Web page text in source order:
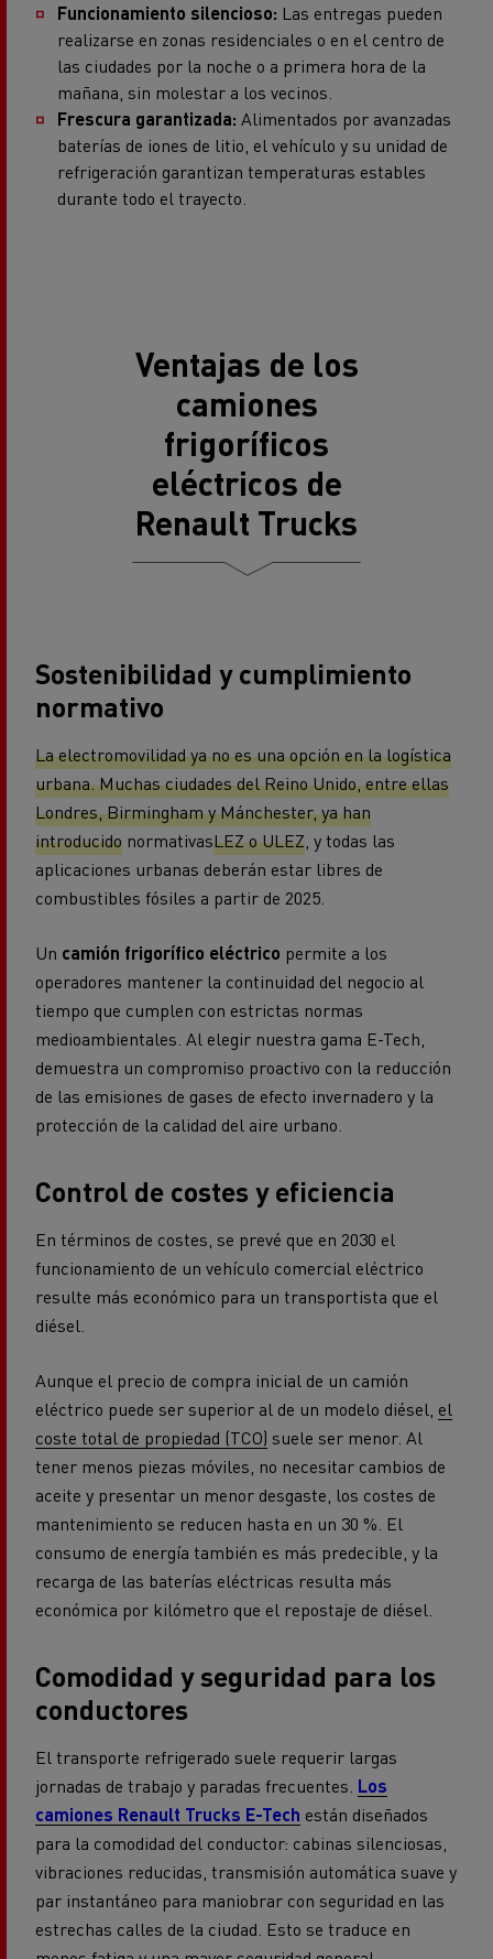
Funcionamiento silencioso: Las entregas pueden
realizarse en zonas residenciales o en el centro de
las ciudades por la noche o a primera hora de la
mañana, sin molestar a los vecinos.
Frescura garantizada: Alimentados por avanzadas
baterías de iones de litio, el vehículo y su unidad de
refrigeración garantizan temperaturas estables
durante todo el trayecto.
Ventajas de los
camiones
frigoríficos
eléctricos de
Renault Trucks
Sostenibilidad y cumplimiento
normativo
La electromovilidad ya no es una opción en la logística
urbana. Muchas ciudades del Reino Unido, entre ellas
Londres, Birmingham y Mánchester, ya han
introducido normativasLEZ o ULEZ, y todas las
aplicaciones urbanas deberán estar libres de
combustibles fósiles a partir de 2025.
Un camión frigorífico eléctrico permite a los
operadores mantener la continuidad del negocio al
tiempo que cumplen con estrictas normas
medioambientales. Al elegir nuestra gama E-Tech,
demuestra un compromiso proactivo con la reducción
de las emisiones de gases de efecto invernadero y la
protección de la calidad del aire urbano.
Control de costes y eficiencia
En términos de costes, se prevé que en 2030 el
funcionamiento de un vehículo comercial eléctrico
resulte más económico para un transportista que el
diésel.
Aunque el precio de compra inicial de un camión
eléctrico puede ser superior al de un modelo diésel, el
coste total de propiedad (TCO) suele ser menor. Al
tener menos piezas móviles, no necesitar cambios de
aceite y presentar un menor desgaste, los costes de
mantenimiento se reducen hasta en un 30 %. El
consumo de energía también es más predecible, y la
recarga de las baterías eléctricas resulta más
económica por kilómetro que el repostaje de diésel.
Comodidad y seguridad para los
conductores
El transporte refrigerado suele requerir largas
jornadas de trabajo y paradas frecuentes. Los
camiones Renault Trucks E-Tech están diseñados
para la comodidad del conductor: cabinas silenciosas,
vibraciones reducidas, transmisión automática suave y
par instantáneo para maniobrar con seguridad en las
estrechas calles de la ciudad. Esto se traduce en